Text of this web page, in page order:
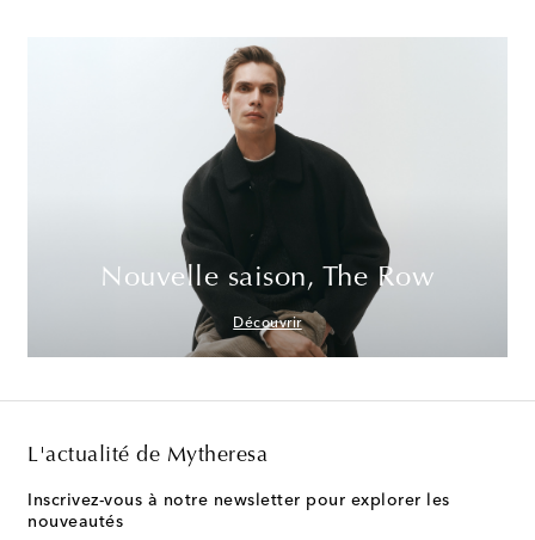
Nouvelle saison, The Row
Découvrir
L'actualité de Mytheresa
Inscrivez-vous à notre newsletter pour explorer les
nouveautés